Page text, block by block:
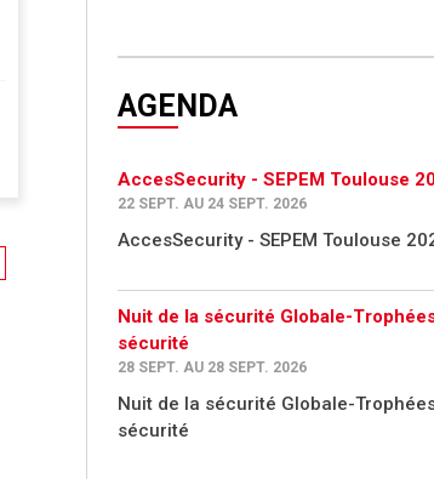
AGENDA
AccesSecurity - SEPEM Toulouse
22 SEPT. AU 24 SEPT. 2026
AccesSecurity - SEPEM Toulouse
Nuit de la sécurité Globale-
sécurité
28 SEPT. AU 28 SEPT. 2026
Nuit de la sécurité Globale-
sécurité